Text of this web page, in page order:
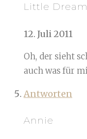
Little
12. Juli 2011
Oh, der sieht
auch was für
Antworten
Annie